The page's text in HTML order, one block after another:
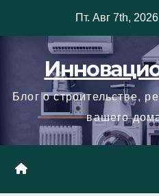
Пт. Авг 7th, 2026
Блог о строительстве,
вашего